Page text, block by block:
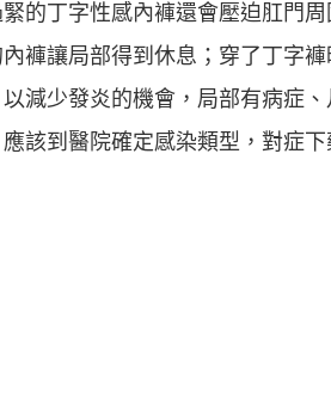
的丁字性感內褲還會壓迫肛門
褲讓局部得到休息；穿了丁字
減少發炎的機會，局部有病症
該到醫院確定感染類型，對症下